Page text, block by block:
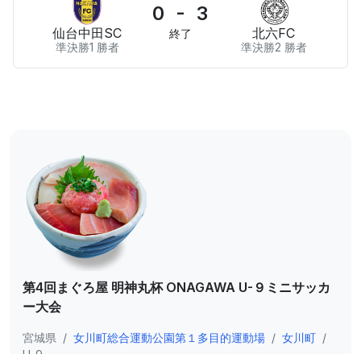
仙台中⽥SC
準決勝1 勝者
0 - 3
終了 北六FC
準決勝2 勝者
第4回まぐろ屋 明神丸杯 ONAGAWA U-９ミニサッカ
ー⼤会
宮城県 / ⼥川町総合運動公園第１多⽬的運動場 / 女川町 /